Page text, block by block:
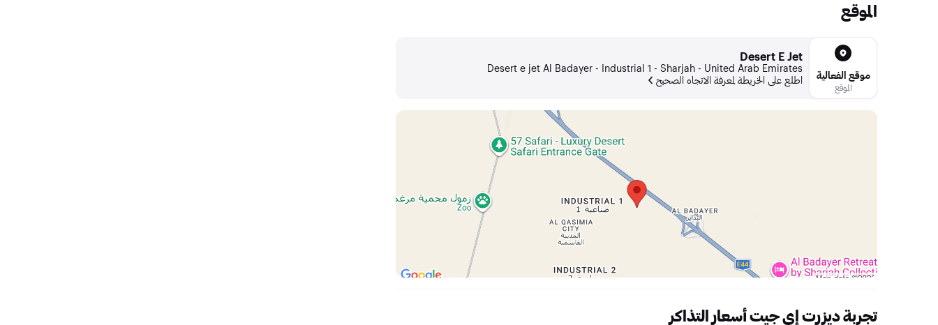
الموقع
موقع الفعالية
الموقع
Desert E Jet
Desert e jet Al Badayer - Industrial 1 - Sharjah - United Arab Emirates
اطلع على الخريطة لمعرفة الاتجاه الصحيح
تجربة ديزرت إي جيت أسعار التذاكر